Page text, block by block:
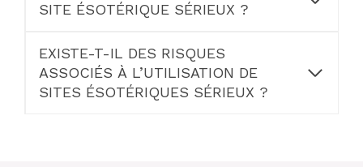
SITE ÉSOTÉRIQUE SÉRIEUX ?
EXISTE-T-IL DES RISQUES
ASSOCIÉS À L’UTILISATION DE
SITES ÉSOTÉRIQUES SÉRIEUX ?